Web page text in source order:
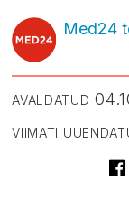
Med24
AVALDATUD
VIIMATI